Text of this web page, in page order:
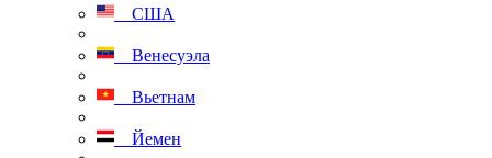
США
Венесуэла
Вьетнам
Йемен